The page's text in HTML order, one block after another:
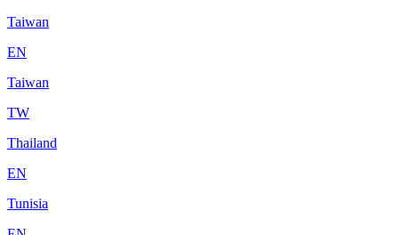
Taiwan
EN
Taiwan
TW
Thailand
EN
Tunisia